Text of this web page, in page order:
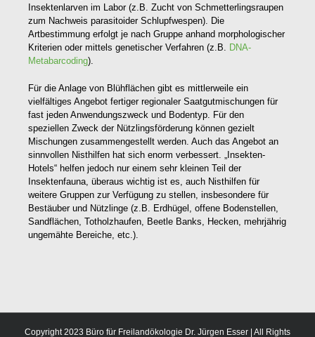
Insektenlarven im Labor (z.B. Zucht von Schmetterlingsraupen
zum Nachweis parasitoider Schlupfwespen). Die
Artbestimmung erfolgt je nach Gruppe anhand morphologischer
Kriterien oder mittels genetischer Verfahren (z.B. DNA-
Metabarcoding).
Für die Anlage von Blühflächen gibt es mittlerweile ein
vielfältiges Angebot fertiger regionaler Saatgutmischungen für
fast jeden Anwendungszweck und Bodentyp. Für den
speziellen Zweck der Nützlingsförderung können gezielt
Mischungen zusammengestellt werden. Auch das Angebot an
sinnvollen Nisthilfen hat sich enorm verbessert. „Insekten-
Hotels“ helfen jedoch nur einem sehr kleinen Teil der
Insektenfauna, überaus wichtig ist es, auch Nisthilfen für
weitere Gruppen zur Verfügung zu stellen, insbesondere für
Bestäuber und Nützlinge (z.B. Erdhügel, offene Bodenstellen,
Sandflächen, Totholzhaufen, Beetle Banks, Hecken, mehrjährig
ungemähte Bereiche, etc.).
Copyright 2023 Büro für Freilandökologie Dr. Jürgen Esser | All Rights